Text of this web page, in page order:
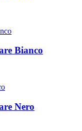
Bianco
Nero